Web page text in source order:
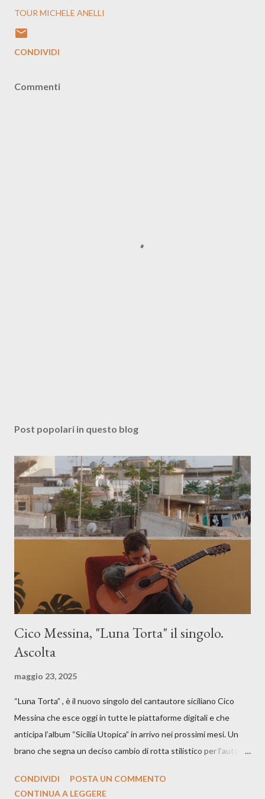
TOUR MICHELE ANELLI
CONDIVIDI
Commenti
Post popolari in questo blog
Cico Messina, "Luna Torta" il singolo.
Ascolta
maggio 23, 2025
“Luna Torta” , è il nuovo singolo del cantautore siciliano Cico
Messina che esce oggi in tutte le piattaforme digitali e che
anticipa l’album “Sicilia Utopica” in arrivo nei prossimi mesi. Un
brano che segna un deciso cambio di rotta stilistico per l’autore
testo ibrido tra italiano e siciliano, e un’urgenza espressiva che
CONDIVIDI
POSTA UN COMMENTO
CONTINUA A LEGGERE